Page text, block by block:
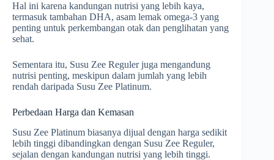
Hal ini karena kandungan nutrisi yang lebih kaya,
termasuk tambahan DHA, asam lemak omega-3 yang
penting untuk perkembangan otak dan penglihatan yang
sehat.
Sementara itu, Susu Zee Reguler juga mengandung
nutrisi penting, meskipun dalam jumlah yang lebih
rendah daripada Susu Zee Platinum.
Perbedaan Harga dan Kemasan
Susu Zee Platinum biasanya dijual dengan harga sedikit
lebih tinggi dibandingkan dengan Susu Zee Reguler,
sejalan dengan kandungan nutrisi yang lebih tinggi.